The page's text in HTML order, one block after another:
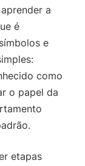
a
é
e
como
o papel da
etapas